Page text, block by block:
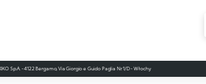
S.p.A. - 4122 Bergamo, Via Giorgio e Guido Paglia Nr. 1/D - Włochy